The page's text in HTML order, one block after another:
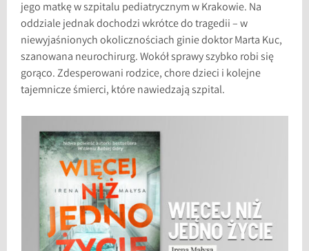
jego matkę w szpitalu pediatrycznym w Krakowie. Na
oddziale jednak dochodzi wkrótce do tragedii – w
niewyjaśnionych okolicznościach ginie doktor Marta Kuc,
szanowana neurochirurg. Wokół sprawy szybko robi się
gorąco. Zdesperowani rodzice, chore dzieci i kolejne
tajemnicze śmierci, które nawiedzają szpital.